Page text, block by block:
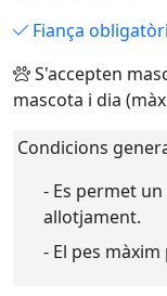
Fiança
S'accepten
mascota i dia
Condicions
- Es permet
allotjament.
- El pes